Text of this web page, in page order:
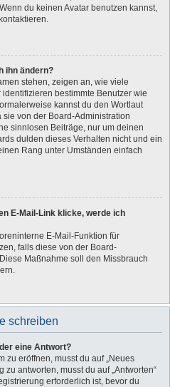
du keinen Avatar benutzen kannst,
ihn ändern?
stehen, zeigen an, wie viele
bestimmte Benutzer wie
kannst du den Wortlaut
von der Board-Administration
sinnlosen Beiträge, nur um deinen
dulden dieses Verhalten nicht und ein
Rang unter Umständen einfach
E-Mail-Link klicke, werde ich
E-Mail-Funktion für
falls diese von der Board-
Maßnahme soll den Missbrauch
schreiben
eine Antwort?
zu eröffnen, musst du auf „Neues
zu antworten, musst du auf „Antworten“
erforderlich ist, bevor du